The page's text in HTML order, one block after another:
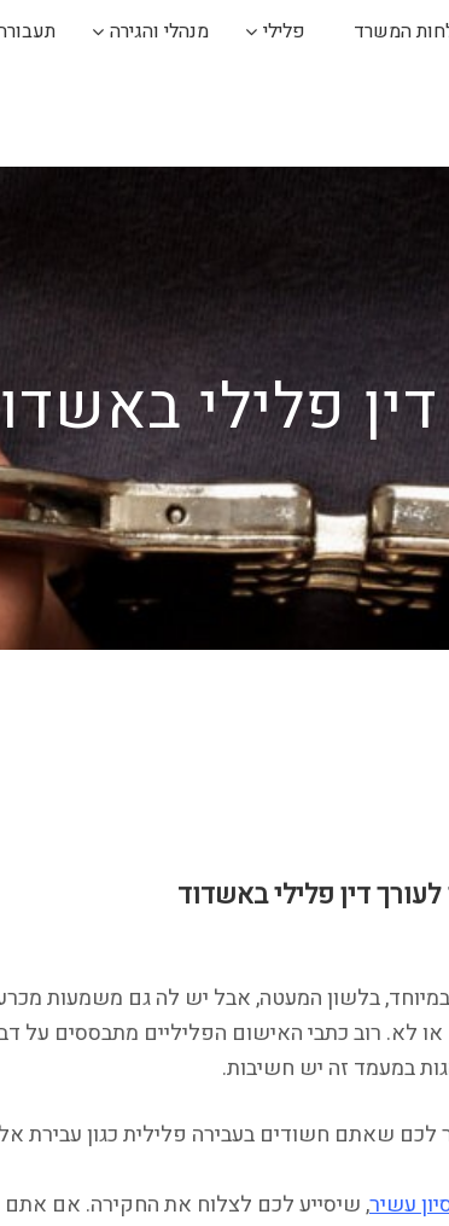
המשרד פלילי מנהלי והגירה
פלילי
דין פלילי באשדוד
בלשון המעטה, אבל יש לה גם משמעות
לא. רוב כתבי האישום הפליליים מתבססים על
במעמד זה יש חשיבות.
שאתם חשודים בעבירה פלילית כגון עבירת
עשיר, שיסייע לכם לצלוח את החקירה. אם אתם